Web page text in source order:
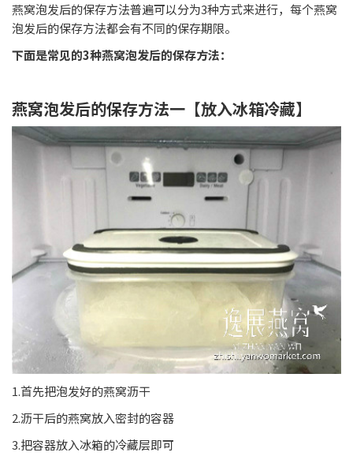
燕窝泡发后的保存方法普遍可以分为3种方式来进行，每个燕窝
泡发后的保存方法都会有不同的保存期限。
下面是常见的3种燕窝泡发后的保存方法：
燕窝泡发后的保存方法一【放入冰箱冷藏】
1.首先把泡发好的燕窝沥干
2.沥干后的燕窝放入密封的容器
3.把容器放入冰箱的冷藏层即可